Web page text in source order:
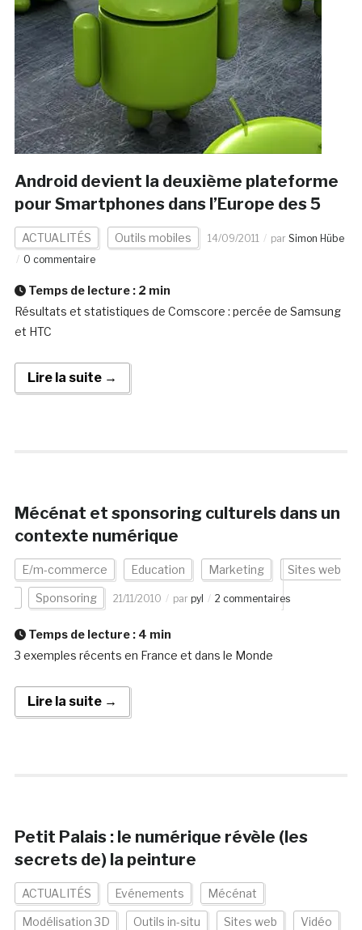
Android devient la deuxième plateforme
pour Smartphones dans l’Europe des 5
ACTUALITÉS Outils mobiles 14/09/2011 par Simon Hübe
0 commentaire
Temps de lecture : 2 min
Résultats et statistiques de Comscore : percée de Samsung
et HTC
Lire la suite →
Mécénat et sponsoring culturels dans un
contexte numérique
E/m-commerce Education Marketing Sites web
Sponsoring 21/11/2010 par pyl 2 commentaires
Temps de lecture : 4 min
3 exemples récents en France et dans le Monde
Lire la suite →
Petit Palais : le numérique révèle (les
secrets de) la peinture
ACTUALITÉS Evénements Mécénat
Modélisation 3D Outils in-situ Sites web Vidéo